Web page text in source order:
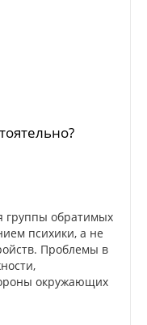
группы обратимых
психики, а не
Проблемы в
окружающих